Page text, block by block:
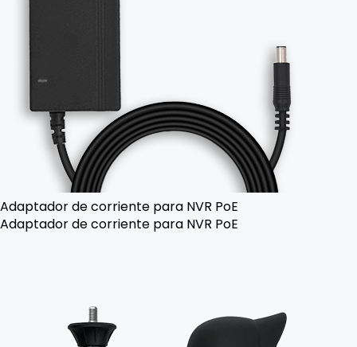
Adaptador de corriente para NVR PoE
Adaptador de corriente para NVR PoE